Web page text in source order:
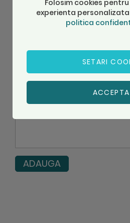
ADAUGA
Folosim cookies
experienta personalizata
politica
ACCEPTA
SETARI